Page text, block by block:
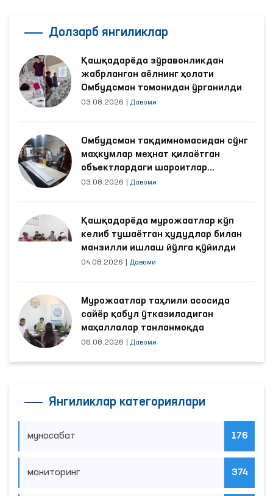
Долзарб янгиликлар
Қашқадарёда зўравонликдан
жабрланган аёлнинг ҳолати
Омбудсман томонидан ўрганилди
03.08.2026 Давоми
Омбудсман тақдимномасидан сўнг
маҳкумлар меҳнат қилаётган
объектлардаги шароитлар
яхшиланди
03.08.2026 Давоми
Қашқадарёда мурожаатлар кўп
келиб тушаётган ҳудудлар билан
манзилли ишлаш йўлга қўйилди
04.08.2026 Давоми
Мурожаатлар таҳлили асосида
сайёр қабул ўтказиладиган
маҳаллалар танланмоқда
06.08.2026 Давоми
Янгиликлар категориялари
муносабат 176
мониторинг 374